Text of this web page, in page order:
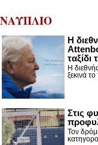
ΝΑΥΠΛΙΟ
Η
ταξίδι
Η
ξεκινά το
Στις
Τον